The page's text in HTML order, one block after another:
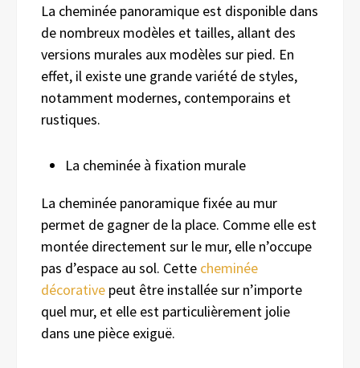
La cheminée panoramique est disponible dans
de nombreux modèles et tailles, allant des
versions murales aux modèles sur pied. En
effet, il existe une grande variété de styles,
notamment modernes, contemporains et
rustiques.
La cheminée à fixation murale
La cheminée panoramique fixée au mur
permet de gagner de la place. Comme elle est
montée directement sur le mur, elle n’occupe
pas d’espace au sol. Cette cheminée
décorative peut être installée sur n’importe
quel mur, et elle est particulièrement jolie
dans une pièce exiguë.